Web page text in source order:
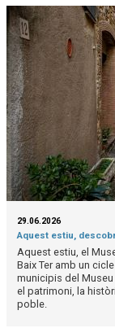
29.06.2026
Aquest estiu,
Aquest estiu, el
Baix Ter amb un
municipis del
el patrimoni, la
poble.